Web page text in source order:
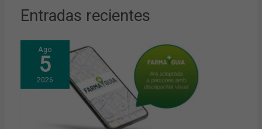
Entradas recientes
Ago
5
2026